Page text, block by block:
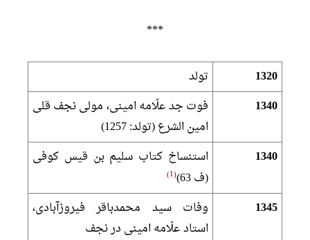
***
1320
تولد
1340
فوت جد علّامه امينى، مولى نجف قلى
امين الشرع (تولد: 1257)
1340
استنساخ كتاب سليم بن قیس كوفى
(ف 63)
1
1345
وفات سيد محمدباقر فيروزآبادى،
استاد علّامه امينى در نجف‏